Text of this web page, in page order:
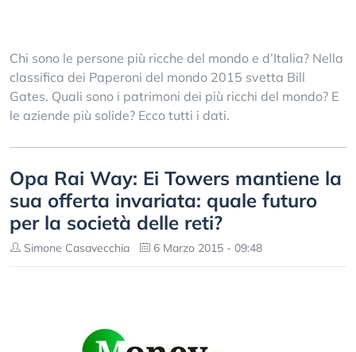
Chi sono le persone più ricche del mondo e d’Italia? Nella
classifica dei Paperoni del mondo 2015 svetta Bill
Gates. Quali sono i patrimoni dei più ricchi del mondo? E
le aziende più solide? Ecco tutti i dati.
Opa Rai Way: Ei Towers mantiene la
sua offerta invariata: quale futuro
per la società delle reti?
Simone Casavecchia 6 Marzo 2015 - 09:48